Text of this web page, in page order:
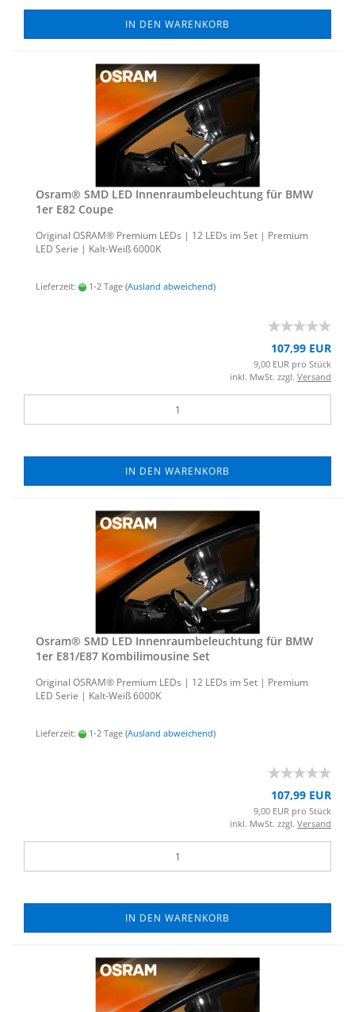
IN DEN WARENKORB
Osram® SMD LED In­nen­raum­be­leuch­tung für BMW
1er E82 Coupe
Ori­gi­nal OSRAM® Pre­mi­um LEDs | 12 LEDs im Set | Pre­mi­um
LED Serie | Kalt-​Weiß 6000K
Lieferzeit: 1-2 Tage (Ausland abweichend)
107,99 EUR
9,00 EUR pro Stück
inkl. MwSt. zzgl. Versand
IN DEN WARENKORB
Osram® SMD LED In­nen­raum­be­leuch­tung für BMW
1er E81/E87 Kom­bi­li­mou­si­ne Set
Ori­gi­nal OSRAM® Pre­mi­um LEDs | 12 LEDs im Set | Pre­mi­um
LED Serie | Kalt-​Weiß 6000K
Lieferzeit: 1-2 Tage (Ausland abweichend)
107,99 EUR
9,00 EUR pro Stück
inkl. MwSt. zzgl. Versand
IN DEN WARENKORB